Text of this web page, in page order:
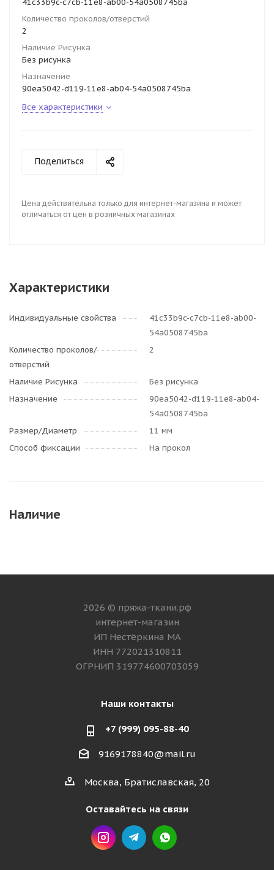
41c33b9c-c7cb-11e8-ab00-54a0508745ba
Количество проколов/отверстий
2
Наличие Рисунка
Без рисунка
Назначение
90ea5042-d119-11e8-ab04-54a0508745ba
Все характеристики
Поделиться
Цена действительна только для интернет-магазина и может
отличаться от цен в розничных магазинах
Характеристики
Индивидуальные свойства
41c33b9c-c7cb-11e8-ab00-
54a0508745ba
Количество проколов/
отверстий
2
Наличие Рисунка
Без рисунка
Назначение
90ea5042-d119-11e8-ab04-
54a0508745ba
Размер/Диаметр
11 мм
Способ фиксации
На прокол
Наличие
2026 © пряжа-ткани.рф
интернет-магазин
ИП Нестёркина МА
ИНН 772021310811
ОГРНИП 319774600703059
Наши контакты
+7 (999) 095-88-40
9169178840@mail.ru
Москва, Братиславская, 20
Оставайтесь на связи